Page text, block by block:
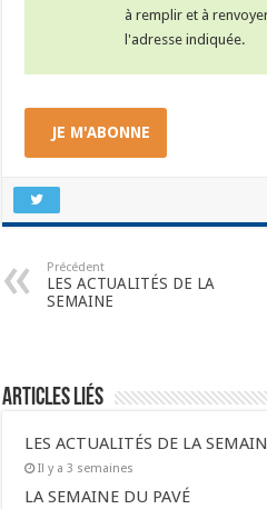
à remplir et à
l'adresse indiquée.
JE M'ABONNE
Précédent
LES ACTUALITÉS DE LA
SEMAINE
Articles liés
LES ACTUALITÉS DE LA
Il y a 3 semaines
LA SEMAINE DU PAVÉ